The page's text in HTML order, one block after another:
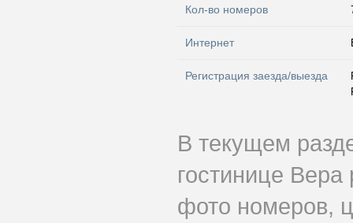
Кол-во номеров
Интернет
Регистрация заезда/выезда
В текущем
гостинице
фото номеров,